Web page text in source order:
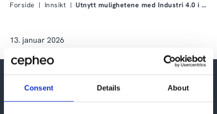
Consent Details About
Forside Innsikt Utnytt mulighetene med Industri 4.0 i prosessindus…
13. januar 2026